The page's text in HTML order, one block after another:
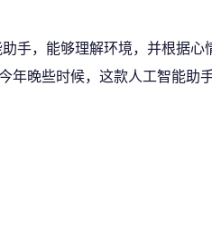
手，能够理解环境，并根据
晚些时候，这款人工智能助